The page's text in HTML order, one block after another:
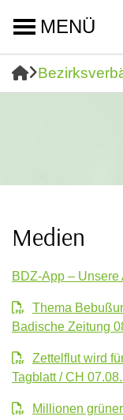
MENÜ
Medien
BDZ-App –
Thema
Badische Zeitung
Zettelflut wird
Tagblatt / CH
Millionen